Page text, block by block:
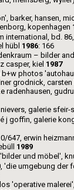
barker, hansen,
kopenhagen
international, bd.
hübl 1986: 166
– bilder
casper, kiel 1987
photos
grodnick, carsten
radenhausen,
galerie sfeir-
j goffin, galerie
647, erwin
1989
und möbel',
'die umgebung der
'operative